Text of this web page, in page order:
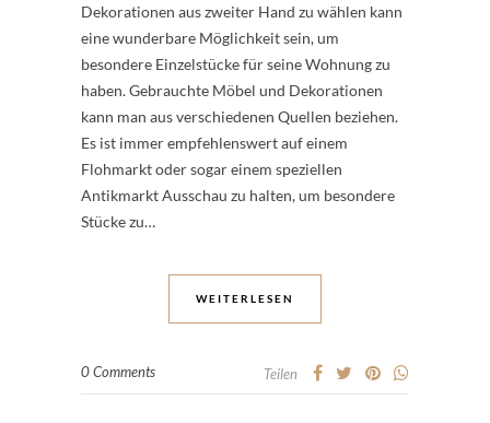
Dekorationen aus zweiter Hand zu wählen kann
eine wunderbare Möglichkeit sein, um
besondere Einzelstücke für seine Wohnung zu
haben. Gebrauchte Möbel und Dekorationen
kann man aus verschiedenen Quellen beziehen.
Es ist immer empfehlenswert auf einem
Flohmarkt oder sogar einem speziellen
Antikmarkt Ausschau zu halten, um besondere
Stücke zu…
WEITERLESEN
0 Comments Teilen